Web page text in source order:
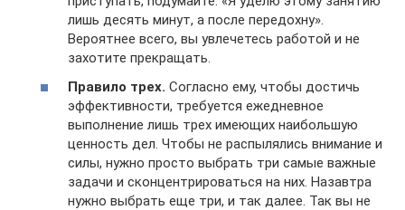
лишь десять минут, а после передохну».
Вероятнее всего, вы увлечетесь работой и не
захотите прекращать.
Правило трех. Согласно ему, чтобы достичь
эффективности, требуется ежедневное
выполнение лишь трех имеющих наибольшую
ценность дел. Чтобы не распылялись внимание и
силы, нужно просто выбрать три самые важные
задачи и сконцентрироваться на них. Назавтра
нужно выбрать еще три, и так далее. Так вы не